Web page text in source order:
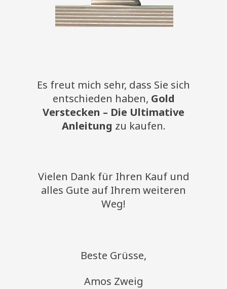
Es freut mich sehr, dass Sie sich
entschieden haben, Gold
Verstecken – Die Ultimative
Anleitung zu kaufen.
Vielen Dank für Ihren Kauf und
alles Gute auf Ihrem weiteren
Weg!
Beste Grüsse,
Amos Zweig